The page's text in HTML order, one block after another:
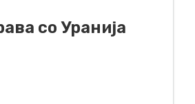
со Уранија